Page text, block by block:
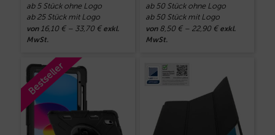
ab 5 Stück ohne Logo
ab 25 Stück mit Logo
von 16,10 € – 33,70 €exkl.
MwSt.
ab 50 Stück ohne Logo
ab 50 Stück mit Logo
von 8,50 € – 22,90 €exkl.
MwSt.
Bestseller